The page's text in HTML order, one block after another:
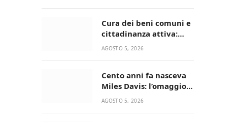
Cura dei beni comuni e
cittadinanza attiva:
online l’avviso per la
AGOSTO 5, 2026
Cento anni fa nasceva
Miles Davis: l’omaggio
di Bari in Jazz al
AGOSTO 5, 2026